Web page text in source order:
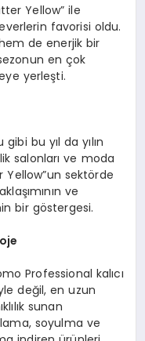
Yellow” ile
favorisi oldu.
de enerjik bir
en çok
yerleşti.
bu yıl da yılın
salonları ve moda
Yellow”un sektörde
ve
bir göstergesi.
Professional kalıcı
değil, en uzun
sunan
soyulma ve